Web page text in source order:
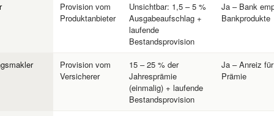
Provision vom
Produktanbieter
Unsichtbar: 1,5 – 5 %
Ausgabeaufschlag +
laufende
Bestandsprovision
Ja – Bank
Bankprodukte
Provision vom
Versicherer
15 – 25 % der
Jahresprämie
(einmalig) + laufende
Bestandsprovision
Ja – Anreiz
Prämie